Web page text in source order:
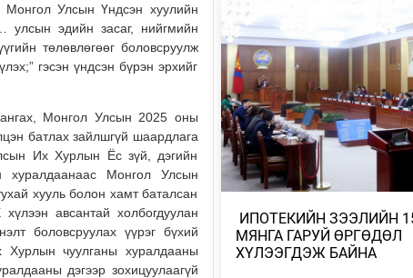
Монгол Улсын Үндсэн хуулийн
улсын эдийн засаг, нийгмийн
төлөвлөгөөг боловсруулж
гэсэн үндсэн бүрэн эрхийг
Монгол Улсын 2025 оны
батлах зайлшгүй шаардлага
Их Хурлын Ёс зүй, дэгийн
хуралдаанаас Монгол Улсын
хууль болон хамт баталсан
авсантай холбогдуулан
боловсруулах үүрэг бүхий
чуулганы хуралдааны
дэгээр зохицуулаагүй
УИХ-ЫН ДАРГА С.БЯМБАЦОГТ
АЗИЙН ЭРЭГТЭЙЧҮҮДИЙН
ВОЛЕЙБОЛЫН АВАРГА Ш…
2026/08/05
МОНГОЛ УЛС COP17-Д ТАЛ
ТӨЛӨВЛӨГӨӨГӨӨ
2026/08/05
НИЙТИЙН АЛБАН ТУШААЛТНЫ
ТӨСЛИЙГ ЗАС…
2026/08/05
ИПОТЕКИЙН ЗЭЭЛИЙН
МЯНГА ГАРУЙ ӨРГӨДӨЛ
ХҮЛЭЭГДЭЖ БАЙНА